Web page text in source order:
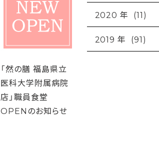
「然の膳 福島県立
医科大学附属病院
店」職員食堂
OPENのお知らせ
2020 年 (11)
2019 年 (91)